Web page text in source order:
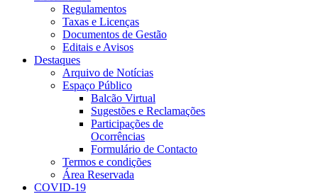
Regulamentos
Taxas e Licenças
Documentos de Gestão
Editais e Avisos
Destaques
Arquivo de Notícias
Espaço Público
Balcão Virtual
Sugestões e Reclamações
Participações de
Ocorrências
Formulário de Contacto
Termos e condições
Área Reservada
COVID-19